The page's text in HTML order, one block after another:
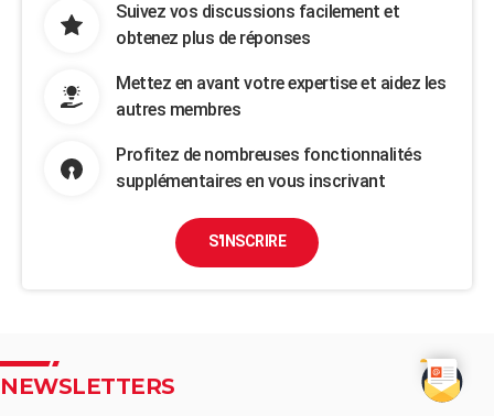
Suivez vos discussions facilement et
obtenez plus de réponses
Mettez en avant votre expertise et aidez les
autres membres
Profitez de nombreuses fonctionnalités
supplémentaires en vous inscrivant
S'INSCRIRE
NEWSLETTERS